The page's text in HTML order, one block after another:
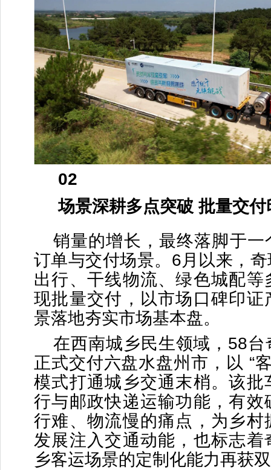
02
场景深耕多点突破 批量交
销量的增长，最终落脚于一
订单与交付场景。6月以来，
出行、干线物流、绿色城配等
现批量交付，以市场口碑印证
景落地夯实市场基本盘。
在西南城乡民生领域，58
正式交付六盘水盘州市，以 “
模式打通城乡交通末梢。该批
行与邮政快递运输功能，有效
行难、物流慢的痛点，为乡村
发展注入交通动能，也标志着
乡客运场景的定制化能力再获